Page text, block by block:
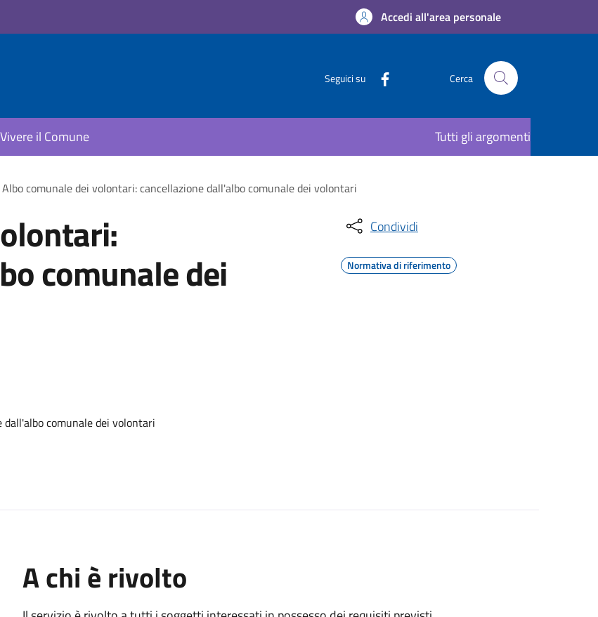
Accedi all'area personale
Seguici su Cerca
Vivere il Comune Tutti gli argomenti
Albo comunale dei volontari: cancellazione dall'albo comunale dei volontari
comunale dei
comunale dei volontari
Condividi
Normativa di riferimento
A chi è rivolto